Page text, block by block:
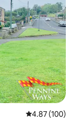
Calificación
4.87 (100)